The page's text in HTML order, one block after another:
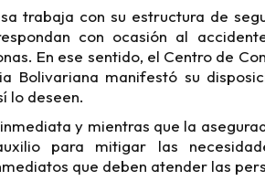
trabaja con su estructura de
con ocasión al
En ese sentido, el Centro de
Bolivariana manifestó su
lo deseen.
y mientras que la
para mitigar las
que deben atender las